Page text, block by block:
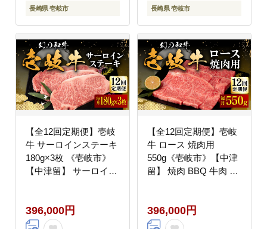
400000円 40万円
長崎県 壱岐市 長崎県 壱岐市
【全12回定期便】壱岐
牛 サーロインステーキ
180g×3枚 《壱岐市》
【中津留】 サーロイン
400000 400000円 40万
円
396,000円
【全12回定期便】壱岐
牛 ロース 焼肉用
550g《壱岐市》【中津
留】 焼肉 BBQ 牛肉 赤
396,000円